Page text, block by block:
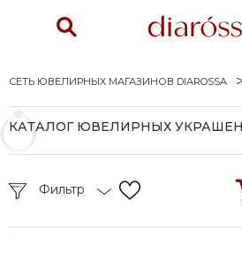
СЕТЬ ЮВЕЛИРНЫХ МАГАЗИНОВ DIAROSSA
КАТАЛОГ ЮВЕЛИРНЫХ
Фильтр